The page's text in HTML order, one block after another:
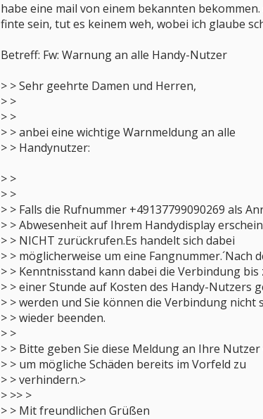
habe eine mail von einem bekannten
finte sein, tut es keinem weh, wobei ich glaube
Betreff: Fw: Warnung an alle Handy-Nutzer
> > Sehr geehrte Damen und Herren,
> >
> >
> > anbei eine wichtige Warnmeldung an alle
> > Handynutzer:
> >
> >
> > Falls die Rufnummer +49137799090269 als
> > Abwesenheit auf Ihrem Handydisplay
> > NICHT zurückrufen.Es handelt sich dabei
> > möglicherweise um eine Fangnummer.´Nach
> > Kenntnisstand kann dabei die Verbindung bis
> > einer Stunde auf Kosten des Handy-Nutzers
> > werden und Sie können die Verbindung nicht
> > wieder beenden.
> >
> > Bitte geben Sie diese Meldung an Ihre
> > um mögliche Schäden bereits im Vorfeld zu
> > verhindern.>
> >> >
> > Mit freundlichen Grüßen